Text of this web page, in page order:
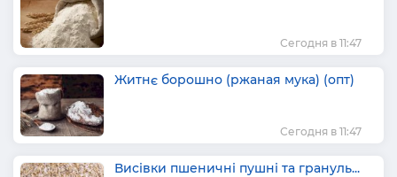
Сегодня в 11:47
Житнє борошно (ржаная мука) (опт)
Сегодня в 11:47
Висівки пшеничні пушні та грануль...